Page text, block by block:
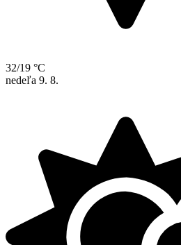
32/19 °C
nedeľa 9. 8.